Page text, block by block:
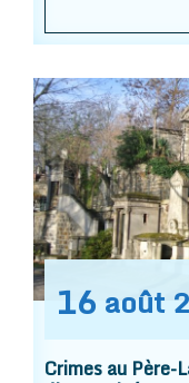
16 août
Crimes au Père-